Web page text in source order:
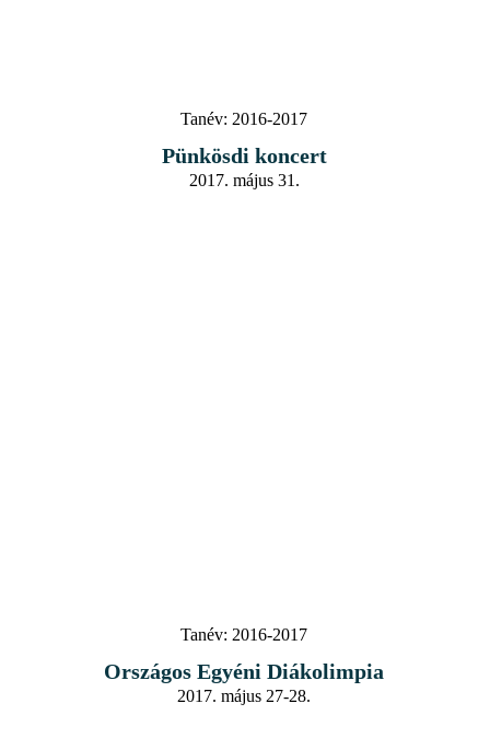
Tanév: 2016-2017
Pünkösdi koncert
2017. május 31.
Tanév: 2016-2017
Országos Egyéni Diákolimpia
2017. május 27-28.